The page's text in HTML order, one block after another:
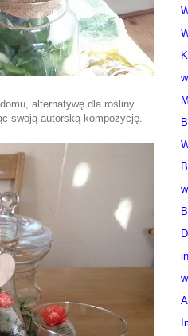
alternatywę dla rośliny
swoją autorską kompozycję.